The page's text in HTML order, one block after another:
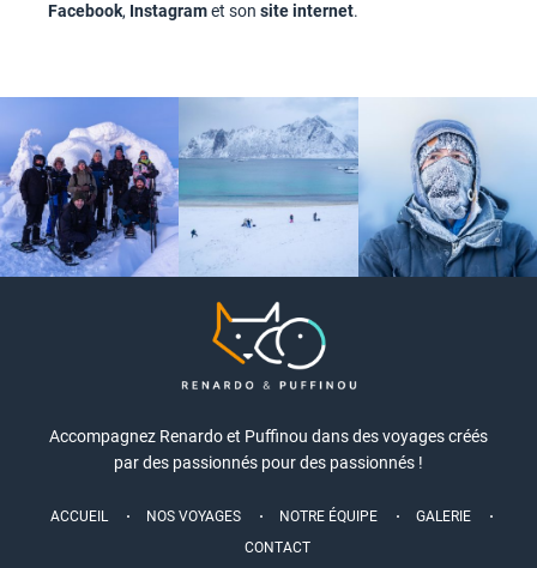
Facebook, Instagramet son siteinternet.
Accompagnez Renardo et Puffinou dans des voyages créés
par des passionnés pour des passionnés !
ACCUEIL NOS VOYAGES NOTRE ÉQUIPE
GALERIE
CONTACT